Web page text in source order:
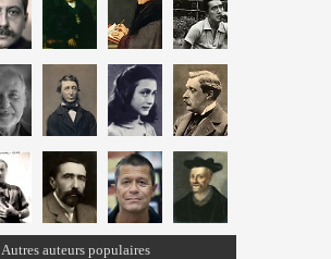
Autres auteurs populaires